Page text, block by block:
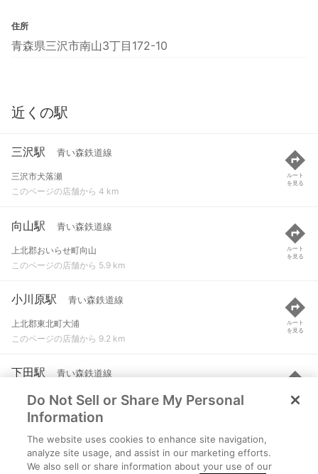
住所
青森県三沢市南山3丁目172-10
近くの駅
三沢駅 青い森鉄道線
三沢市犬落瀬
このページの店舗から 4 km
ルート
を見る
向山駅 青い森鉄道線
上北郡おいらせ町向山
このページの店舗から 5.9 km
ルート
を見る
小川原駅 青い森鉄道線
上北郡東北町大浦
このページの店舗から 9.2 km
ルート
を見る
下田駅 青い森鉄道線
上北郡おいらせ町境田
このページの店舗から 9.5 km
ルート
を見る
上北町駅 青い森鉄道線
上北郡東北町上野
Do Not Sell or Share My Personal
Information
The website uses cookies to enhance site navigation,
analyze site usage, and assist in our marketing efforts.
We also sell or share information about your use of our